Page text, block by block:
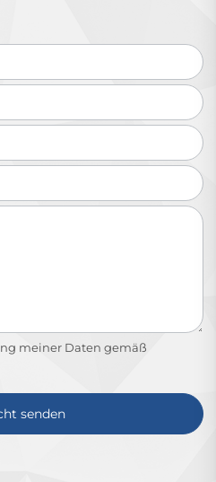
meiner Daten gemäß
senden